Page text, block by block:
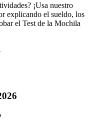
¡Usa nuestro
explicando el sueldo, los
el Test de la Mochila